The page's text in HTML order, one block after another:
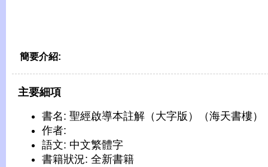
簡要介紹:
主要細項
書名: 聖經啟導本註解（大字版）（海天書樓）
作者:
語文: 中文繁體字
書籍狀況: 全新書籍